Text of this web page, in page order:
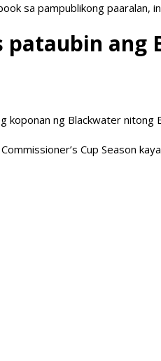
sa pampublikong paaralan,
pataubin ang
koponan ng Blackwater nitong
Cup Season